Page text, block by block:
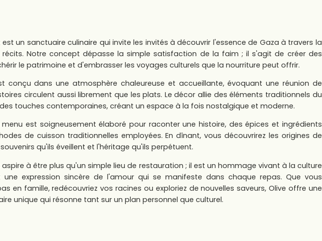
est un sanctuaire culinaire qui invite les invités à découvrir l'essence de Gaza à travers la
récits. Notre concept dépasse la simple satisfaction de la faim ; il s'agit de créer des
le patrimoine et d'embrasser les voyages culturels que la nourriture peut offrir.
conçu dans une atmosphère chaleureuse et accueillante, évoquant une réunion de
circulent aussi librement que les plats. Le décor allie des éléments traditionnels du
touches contemporaines, créant un espace à la fois nostalgique et moderne.
est soigneusement élaboré pour raconter une histoire, des épices et ingrédients
de cuisson traditionnelles employées. En dînant, vous découvrirez les origines de
qu'ils éveillent et l'héritage qu'ils perpétuent.
aspire à être plus qu'un simple lieu de restauration ; il est un hommage vivant à la culture
une expression sincère de l'amour qui se manifeste dans chaque repas. Que vous
en famille, redécouvriez vos racines ou exploriez de nouvelles saveurs, Olive offre une
unique qui résonne tant sur un plan personnel que culturel.